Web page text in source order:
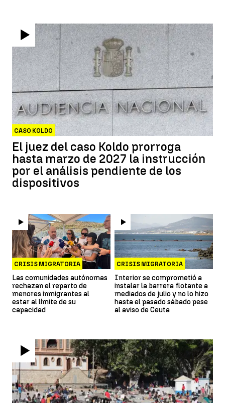
CASO KOLDO
El juez del caso Koldo prorroga
hasta marzo de 2027 la instrucción
por el análisis pendiente de los
dispositivos
CRISIS MIGRATORIA
Las comunidades autónomas
rechazan el reparto de
menores inmigrantes al
estar al límite de su
capacidad
CRISIS MIGRATORIA
Interior se comprometió a
instalar la barrera flotante a
mediados de julio y no lo hizo
hasta el pasado sábado pese
al aviso de Ceuta